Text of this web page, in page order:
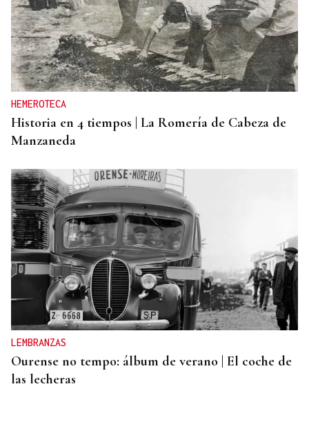
HEMEROTECA
Historia en 4 tiempos | La Romería de Cabeza de
Manzaneda
LEMBRANZAS
Ourense no tempo: álbum de verano | El coche de
las lecheras